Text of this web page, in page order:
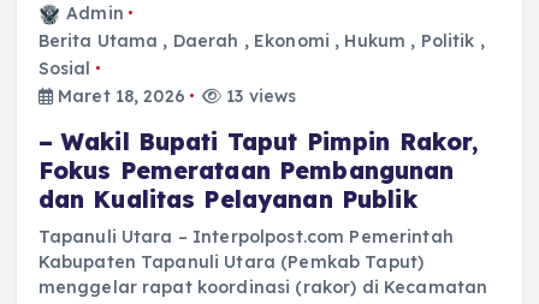
Admin
Berita Utama , Daerah , Ekonomi , Hukum , Politik ,
Sosial
Maret 18, 2026
13 views
– Wakil Bupati Taput Pimpin Rakor,
Fokus Pemerataan Pembangunan
dan Kualitas Pelayanan Publik
Tapanuli Utara – Interpolpost.com Pemerintah
Kabupaten Tapanuli Utara (Pemkab Taput)
menggelar rapat koordinasi (rakor) di Kecamatan